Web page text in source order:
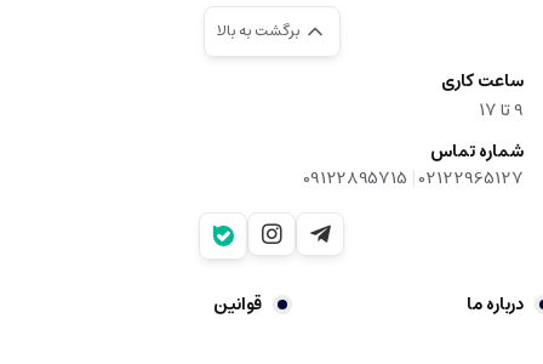
برگشت به بالا
ساعت کاری
9‌ تا ۱۷
شماره تماس
02122965127
|
09122895715
درباره ما قوانین